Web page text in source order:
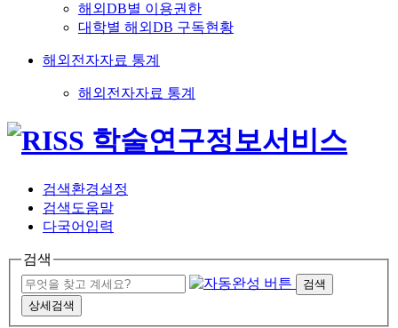
해외DB별 이용권한
대학별 해외DB 구독현황
해외전자자료 통계
해외전자자료 통계
검색환경설정
검색도움말
다국어입력
검색
검색
상세검색